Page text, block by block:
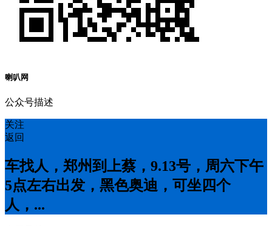
喇叭网
公众号描述
关注
返回
车找人，郑州到上蔡，9.13号，周六下午
5点左右出发，黑色奥迪，可坐四个
人，...